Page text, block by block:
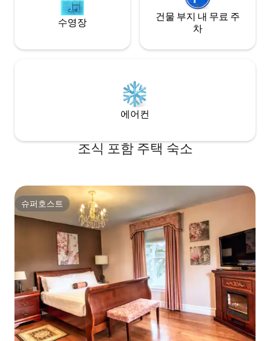
수영장
건물 부지 내 무료 주
차
에어컨
조식 포함 주택 숙소
슈퍼호스트
슈퍼호스트